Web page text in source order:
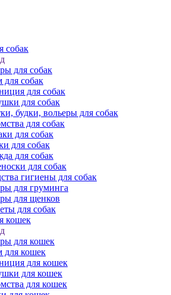
собак
для собак
для собак
для собак
для собак
будки, вольеры для собак
для собак
для собак
для собак
для собак
для собак
гигиены для собак
для груминга
для щенков
для собак
кошек
для кошек
для кошек
для кошек
для кошек
для кошек